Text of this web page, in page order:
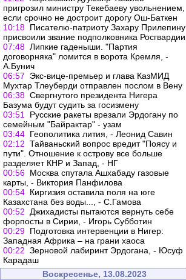
пригрозил министру Текебаеву увольнением,
если срочно не достроит дорогу Ош-Баткен
10:18 Писателю-патриоту Захару Прилепину
присвоили звание подполковника Росгвардии
07:48 Липкие гаденыши. "Партия
договорняка" ломится в ворота Кремля, -
А.Бунич
06:57
Экс-вице-премьер и глава КазМИД
Мухтар Тлеуберди отправлен послом в Вену
06:38 Свергнутого президента Нигера
Базума будут судить за госизмену
03:51
Русские ракеты врезали Эрдогану по
семейным "Байрактар" - узам
03:44 Геополитика лития, - Леонид Савин
02:12 Тайваньский вопрос вредит "Поясу и
пути". Отношение к острову все больше
разделяет КНР и Запад, - НГ
00:56 Москва спутала Ашхабаду газовые
карты, - Виктория Панфилова
00:54 Киргизия оставила поля на юге
Казахстана без воды..., - С.Гамова
00:52
Джихадисты пытаются вернуть себе
форпосты в Сирии, - Игорь Субботин
00:29 Подготовка интервенции в Нигер:
Западная Африка – на грани хаоса
00:22 Зерновой лабиринт Эрдогана, - Юсуф
Карадаш
Воскресенье, 13.08.2023